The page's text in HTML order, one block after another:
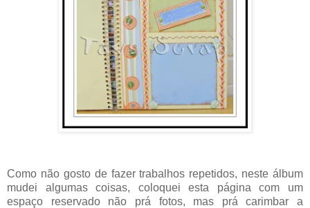
Como não gosto de fazer trabalhos repetidos, neste álbum
mudei algumas coisas, coloquei esta página com um
espaço reservado não prá fotos, mas prá carimbar a